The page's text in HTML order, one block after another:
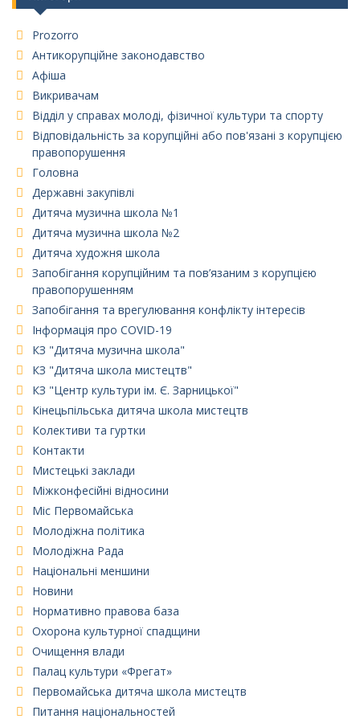
Prozorro
Антикорупційне законодавство
Афіша
Викривачам
Відділ у справах молоді, фізичної культури та спорту
Відповідальність за корупційні або пов'язані з корупцією
правопорушення
Головна
Державні закупівлі
Дитяча музична школа №1
Дитяча музична школа №2
Дитяча художня школа
Запобігання корупційним та пов’язаним з корупцією
правопорушенням
Запобігання та врегулювання конфлікту інтересів
Інформація про COVID-19
КЗ "Дитяча музична школа"
КЗ "Дитяча школа мистецтв"
КЗ "Центр культури ім. Є. Зарницької"
Кінецьпільська дитяча школа мистецтв
Колективи та гуртки
Контакти
Мистецькі заклади
Міжконфесійні відносини
Міс Первомайська
Молодіжна політика
Молодіжна Рада
Національні меншини
Новини
Нормативно правова база
Охорона культурної спадщини
Очищення влади
Палац культури «Фрегат»
Первомайська дитяча школа мистецтв
Питання національностей